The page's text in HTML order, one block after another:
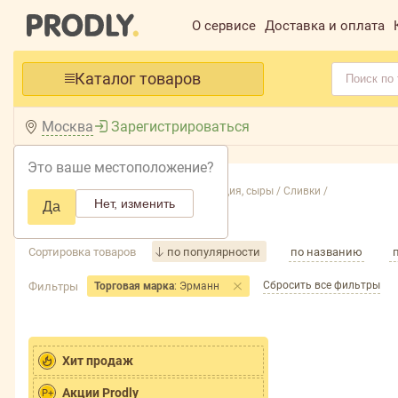
О сервисе Доставка и оплата
Каталог товаров
Москва
Это ваше местоположение?
Да Нет, изменить
Зарегистрироваться
Главная /Каталог /Молочная продукция, сыры / Сливки /
Сливки
Сортировка товаров по популярности по названию
Фильтры Торговая марка: Эрманн Сбросить все фильтры
Хит продаж
P+ Акции Prodly